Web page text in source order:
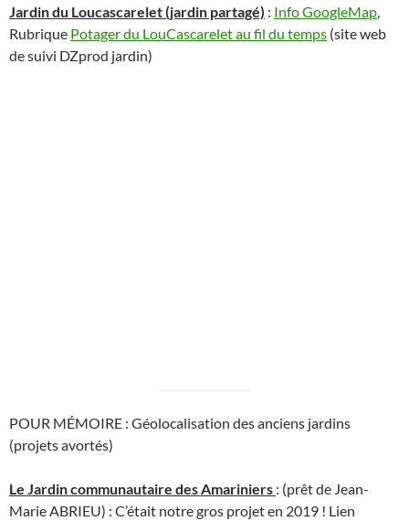
Jardin du Loucascarelet (jardin partagé) : Info GoogleMap,
Rubrique Potager du LouCascarelet au fil du temps (site web
de suivi DZprod jardin)
POUR MÉMOIRE : Géolocalisation des anciens jardins
(projets avortés)
Le Jardin communautaire des Amariniers : (prêt de Jean-
Marie ABRIEU) : C’était notre gros projet en 2019 ! Lien